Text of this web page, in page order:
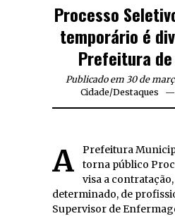
Processo
temporário é
Prefeitura
Publicado em 30 de
Cidade/Destaques
A Prefeitura
torna público
visa a
determinado, de
Supervisor de